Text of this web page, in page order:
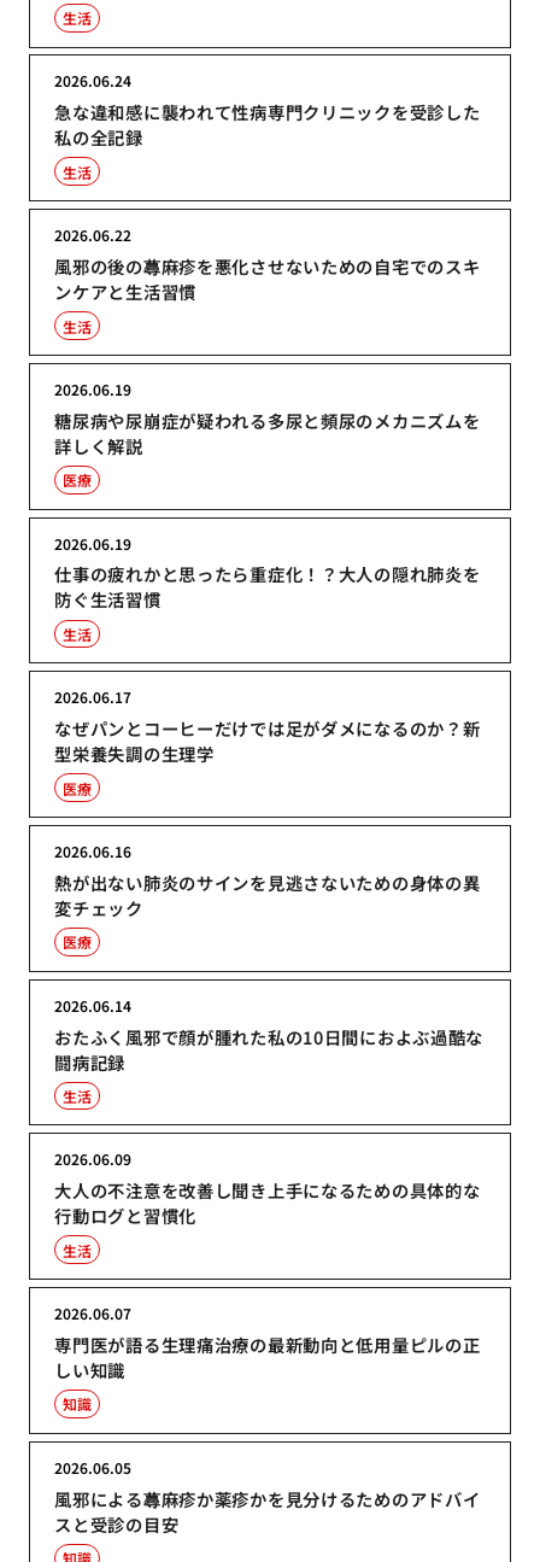
生活
急な違和感に襲われて性病専門クリニックを受診した
私の全記録
2026.06.24
生活
風邪の後の蕁麻疹を悪化させないための自宅でのスキ
ンケアと生活習慣
2026.06.22
生活
糖尿病や尿崩症が疑われる多尿と頻尿のメカニズムを
詳しく解説
2026.06.19
医療
仕事の疲れかと思ったら重症化！？大人の隠れ肺炎を
防ぐ生活習慣
2026.06.19
生活
なぜパンとコーヒーだけでは足がダメになるのか？新
型栄養失調の生理学
2026.06.17
医療
熱が出ない肺炎のサインを見逃さないための身体の異
変チェック
2026.06.16
医療
おたふく風邪で顔が腫れた私の10日間におよぶ過酷な
闘病記録
2026.06.14
生活
大人の不注意を改善し聞き上手になるための具体的な
行動ログと習慣化
2026.06.09
生活
専門医が語る生理痛治療の最新動向と低用量ピルの正
しい知識
2026.06.07
知識
風邪による蕁麻疹か薬疹かを見分けるためのアドバイ
スと受診の目安
2026.06.05